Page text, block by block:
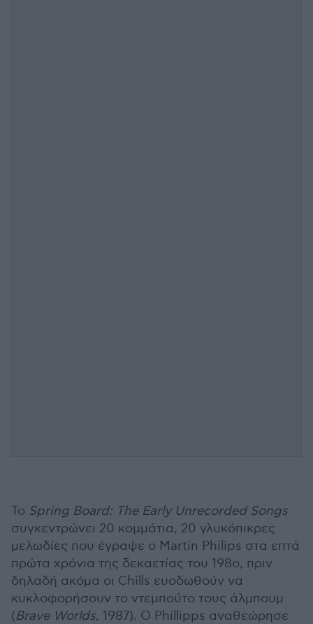
To Spring Board: The Early Unrecorded Songs
συγκεντρώνει 20 κομμάτια, 20 γλυκόπικρες
μελωδίες που έγραψε ο Martin Philips στα επτά
πρώτα χρόνια της δεκαετίας του 198ο, πριν
δηλαδή ακόμα οι Chills ευοδωθούν να
κυκλοφορήσουν το ντεμπούτο τους άλμπουμ
(Brave Worlds, 1987). Ο Phillipps αναθεώρησε